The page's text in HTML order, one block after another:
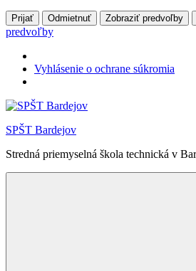
Prijať Odmietnuť Zobraziť predvoľby
predvoľby
Vyhlásenie o ochrane súkromia
Skip
content
SPŠT Bardejov
Stredná priemyselná škola technická v